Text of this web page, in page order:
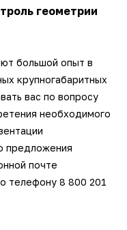
геометрии
большой опыт в
крупногабаритных
вас по вопросу
необходимого
предложения
почте
телефону 8 800 201